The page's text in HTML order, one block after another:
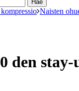
Naisten
den stay-